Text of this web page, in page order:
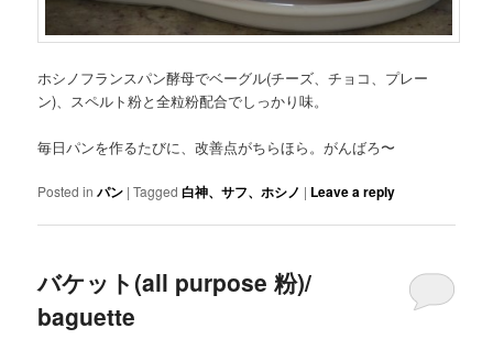
ホシノフランスパン酵母でベーグル(チーズ、チョコ、プレー
ン)、スペルト粉と全粒粉配合でしっかり味。
毎日パンを作るたびに、改善点がちらほら。がんばろ〜
Posted in パン |Tagged 白神、サフ、ホシノ | Leave a reply
バケット(all purpose 粉)/
baguette